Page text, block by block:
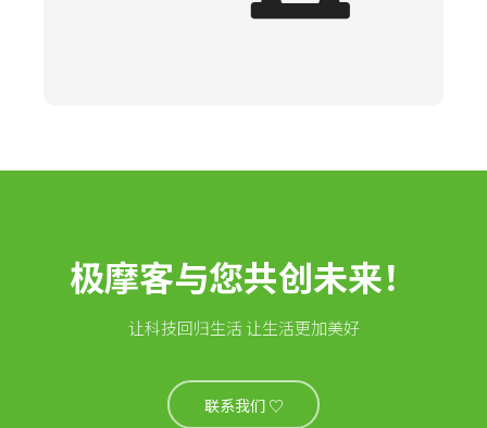
极摩客与您共创未来！
让科技回归生活 让生活更加美好
联系我们 ♡